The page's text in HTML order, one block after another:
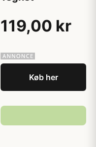
119,00 kr
Køb her